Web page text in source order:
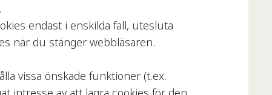
endast i enskilda fall, utesluta
när du stänger webbläsaren.
vissa önskade funktioner (t.ex.